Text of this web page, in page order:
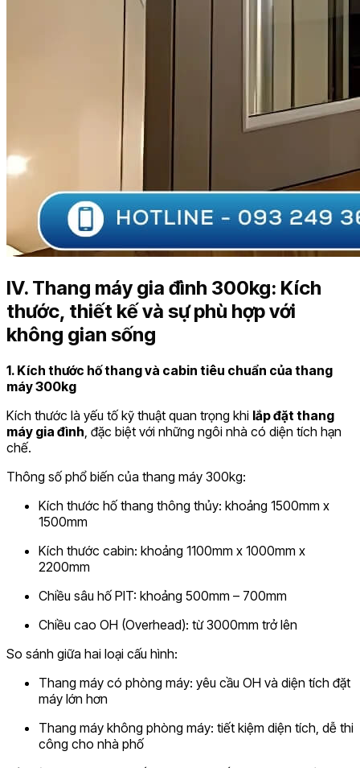
IV. Thang máy gia đình 300kg: Kích
thước, thiết kế và sự phù hợp với
không gian sống
1. Kích thước hố thang và cabin tiêu chuẩn của thang
máy 300kg
Kích thước là yếu tố kỹ thuật quan trọng khi lắp đặt thang
máy gia đình, đặc biệt với những ngôi nhà có diện tích hạn
chế.
Thông số phổ biến của thang máy 300kg:
Kích thước hố thang thông thủy: khoảng 1500mm x
1500mm
Kích thước cabin: khoảng 1100mm x 1000mm x
2200mm
Chiều sâu hố PIT: khoảng 500mm – 700mm
Chiều cao OH (Overhead): từ 3000mm trở lên
So sánh giữa hai loại cấu hình:
Thang máy có phòng máy: yêu cầu OH và diện tích đặt
máy lớn hơn
Thang máy không phòng máy: tiết kiệm diện tích, dễ thi
công cho nhà phố